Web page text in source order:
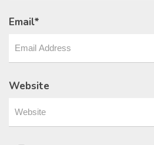
Email*
Website